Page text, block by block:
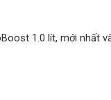
1.0 lít, mới nhất